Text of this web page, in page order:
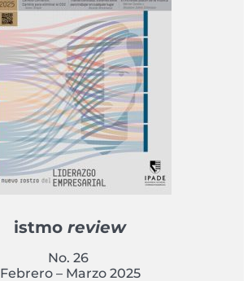
istmo review
No. 26
Febrero – Marzo 2025